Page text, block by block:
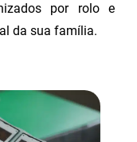
por rolo e
da sua família.